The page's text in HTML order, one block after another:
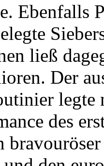
Ebenfalls
ließ
Der
legte
des